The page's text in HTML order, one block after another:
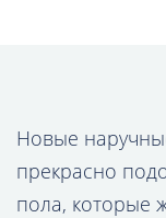
Новые
прекрасно
пола, которые